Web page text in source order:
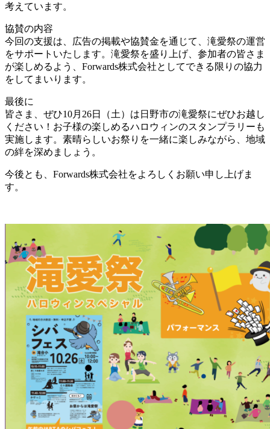
考えています。
協賛の内容
今回の支援は、広告の掲載や協賛金を通じて、滝愛祭の運営
をサポートいたします。滝愛祭を盛り上げ、参加者の皆さま
が楽しめるよう、Forwards株式会社としてできる限りの協力
をしてまいります。
最後に
皆さま、ぜひ10月26日（土）は日野市の滝愛祭にぜひお越し
ください！お子様の楽しめるハロウィンのスタンプラリーも
実施します。素晴らしいお祭りを一緒に楽しみながら、地域
の絆を深めましょう。
今後とも、Forwards株式会社をよろしくお願い申し上げま
す。